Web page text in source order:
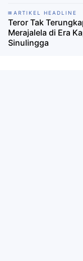
ARTIKEL HEADLINE
Teror Tak
Merajalela di Era
Sinulingga